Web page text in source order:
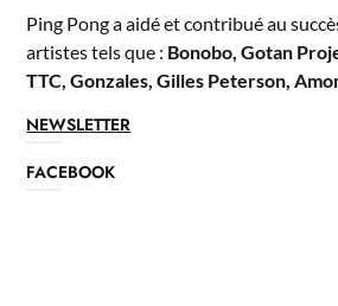
Ping Pong a aidé et contribué au
artistes tels que : Bonobo, Gotan
TTC, Gonzales, Gilles Peterson,
NEWSLETTER
FACEBOOK